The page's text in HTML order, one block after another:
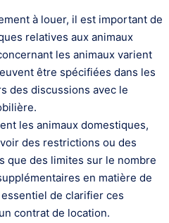
à louer, il est important de
relatives aux animaux
les animaux varient
être spécifiées dans les
des discussions avec le
les animaux domestiques,
des restrictions ou des
que des limites sur le nombre
en matière de
de clarifier ces
contrat de location.